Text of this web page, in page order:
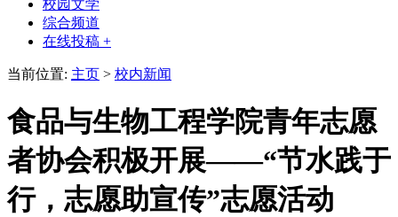
校园文学
综合频道
在线投稿 +
当前位置: 主页 > 校内新闻
食品与生物工程学院青年志愿
者协会积极开展——“节水践于
行，志愿助宣传”志愿活动